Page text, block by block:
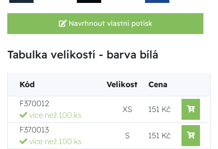
Navrhnout vlastní potisk
Tabulka velikostí - barva bílá
Kód Velikost
Cena
F370012
více než 100 ks
XS 151 Kč
F370013
více než 100 ks
S 151 Kč